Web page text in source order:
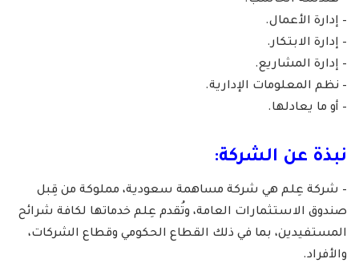
– إدارة الأعمال.
– إدارة الابتكار.
– إدارة المشاريع.
– نظم المعلومات الإدارية.
– أو ما يعادلها.
نبذة عن الشركة:
– شركة عِلم هي شركة مساهمة سعودية، مملوكة من قِبل
صندوق الاستثمارات العامة، وتُقدم عِلم خدماتها لكافة شرائح
المستفيدين، بما في ذلك القطاع الحكومي وقطاع الشركات،
والأفراد.